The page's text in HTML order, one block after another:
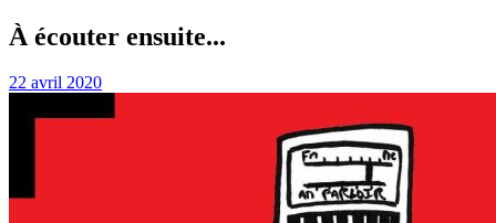
À écouter ensuite...
22 avril 2020